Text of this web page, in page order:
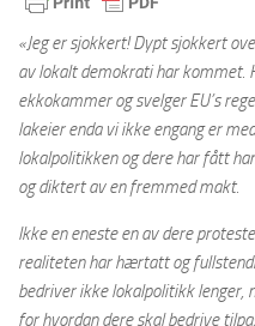
«Jeg er sjokkert! Dypt sjokkert
av lokalt demokrati har kommet.
ekkokammer og svelger EU’s
lakeier enda vi ikke engang er
lokalpolitikken og dere har fått
og diktert av en fremmed makt.
Ikke en eneste en av dere
realiteten har hærtatt og
bedriver ikke lokalpolitikk lenger,
for hvordan dere skal bedrive